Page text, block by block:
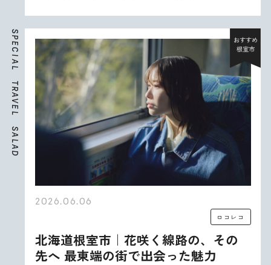
S
P
E
C
I
A
L
T
R
A
V
E
L
S
A
L
A
D
おすすめ
根室市
2026.06.06
ロコレコ
北海道根室市｜花咲く線路の、その
先へ 最東端の街で出会った魅力